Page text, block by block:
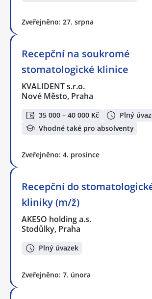
Zveřejněno: 27. srpna
Recepční na soukromé
stomatologické klinice
KVALIDENT s.r.o.
Nové Město, Praha
35 000 – 40 000 Kč
Plný
Vhodné také pro absolventy
Zveřejněno: 4. prosince
Recepční do
kliniky (m/ž)
AKESO holding a.s.
Stodůlky, Praha
Plný úvazek
Zveřejněno: 7. února